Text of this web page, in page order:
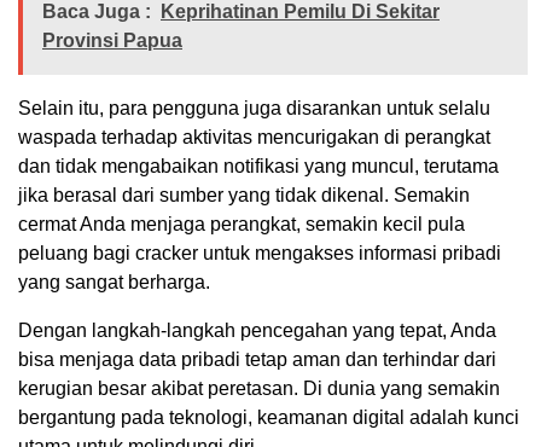
Baca Juga :
Keprihatinan Pemilu Di Sekitar
Provinsi Papua
Selain itu, para pengguna juga disarankan untuk selalu
waspada terhadap aktivitas mencurigakan di perangkat
dan tidak mengabaikan notifikasi yang muncul, terutama
jika berasal dari sumber yang tidak dikenal. Semakin
cermat Anda menjaga perangkat, semakin kecil pula
peluang bagi cracker untuk mengakses informasi pribadi
yang sangat berharga.
Dengan langkah-langkah pencegahan yang tepat, Anda
bisa menjaga data pribadi tetap aman dan terhindar dari
kerugian besar akibat peretasan. Di dunia yang semakin
bergantung pada teknologi, keamanan digital adalah kunci